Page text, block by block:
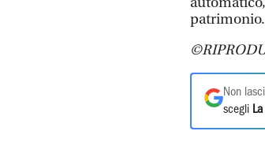
patrimonio.
Non
scegli